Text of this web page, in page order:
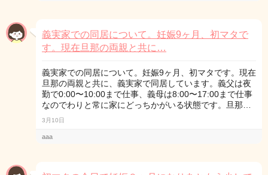
義実家での同居について。妊娠9ヶ月、初マタで
す。現在旦那の両親と共に…
義実家での同居について。妊娠9ヶ月、初マタです。現在
旦那の両親と共に、義実家で同居しています。義父は夜
勤で0:00〜10:00まで仕事、義母は8:00〜17:00まで仕事
なのでわりと常に家にどっちかがいる状態です。旦那…
3月10日
aaa